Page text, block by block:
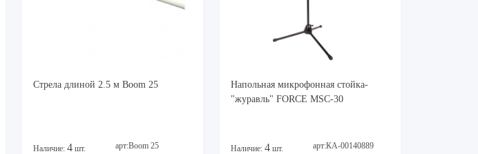
Стрела длиной 2.5 м Boom 25
Наличие: 4шт. арт:Boom 25
Напольная микрофонная стойка-
"журавль" FORCE MSC-30
Наличие: 4шт. арт:КА-00140889